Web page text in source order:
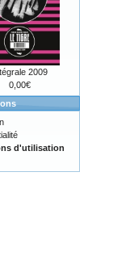
2009
0,00€
d'utilisation